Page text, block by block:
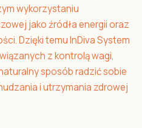
wykorzystaniu
jako źródła energii oraz
Dzięki temu InDiva System
z kontrolą wagi,
sposób radzić sobie
i utrzymania zdrowej